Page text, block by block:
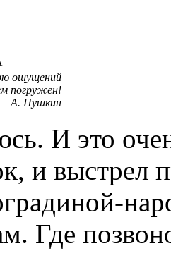
ощущений
погружен!
А. Пушкин
И это
и выстрел
Где